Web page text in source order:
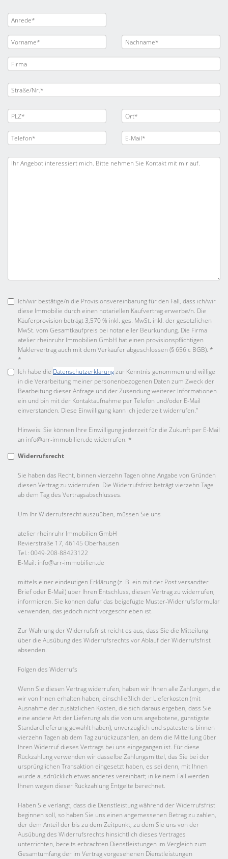
Ich/wir bestätige/n die Provisionsvereinbarung für den Fall, dass ich/wir
diese Immobilie durch einen notariellen Kaufvertrag erwerbe/n. Die
Käuferprovision beträgt 3,570 % inkl. ges. MwSt. inkl. der gesetzlichen
MwSt. vom Gesamtkaufpreis bei notarieller Beurkundung. Die Firma
atelier rheinruhr Immobilien GmbH hat einen provisionspflichtigen
Maklervertrag auch mit dem Verkäufer abgeschlossen (§ 656 c BGB). *
*
Ich habe die Datenschutzerklärungzur Kenntnis genommen und willige
in die Verarbeitung meiner personenbezogenen Daten zum Zweck der
Bearbeitung dieser Anfrage und der Zusendung weiterer Informationen
ein und bin mit der Kontaktaufnahme per Telefon und/oder E-Mail
einverstanden. Diese Einwilligung kann ich jederzeit widerrufen.”
Hinweis: Sie können Ihre Einwilligung jederzeit für die Zukunft per E-Mail
an info@arr-immobilien.de widerrufen. *
Widerrufsrecht
Sie haben das Recht, binnen vierzehn Tagen ohne Angabe von Gründen
diesen Vertrag zu widerrufen. Die Widerrufsfrist beträgt vierzehn Tage
ab dem Tag des Vertragsabschlusses.
Um Ihr Widerrufsrecht auszuüben, müssen Sie uns
atelier rheinruhr Immobilien GmbH
Revierstraße 17, 46145 Oberhausen
Tel.: 0049-208-88423122
E-Mail: info@arr-immobilien.de
mittels einer eindeutigen Erklärung (z. B. ein mit der Post versandter
Brief oder E-Mail) über Ihren Entschluss, diesen Vertrag zu widerrufen,
informieren. Sie können dafür das beigefügte Muster-Widerrufsformular
verwenden, das jedoch nicht vorgeschrieben ist.
Zur Wahrung der Widerrufsfrist reicht es aus, dass Sie die Mitteilung
über die Ausübung des Widerrufsrechts vor Ablauf der Widerrufsfrist
absenden.
Folgen des Widerrufs
Wenn Sie diesen Vertrag widerrufen, haben wir Ihnen alle Zahlungen, die
wir von Ihnen erhalten haben, einschließlich der Lieferkosten (mit
Ausnahme der zusätzlichen Kosten, die sich daraus ergeben, dass Sie
eine andere Art der Lieferung als die von uns angebotene, günstigste
Standardlieferung gewählt haben), unverzüglich und spätestens binnen
vierzehn Tagen ab dem Tag zurückzuzahlen, an dem die Mitteilung über
Ihren Widerruf dieses Vertrags bei uns eingegangen ist. Für diese
Rückzahlung verwenden wir dasselbe Zahlungsmittel, das Sie bei der
ursprünglichen Transaktion eingesetzt haben, es sei denn, mit Ihnen
wurde ausdrücklich etwas anderes vereinbart; in keinem Fall werden
Ihnen wegen dieser Rückzahlung Entgelte berechnet.
Haben Sie verlangt, dass die Dienstleistung während der Widerrufsfrist
beginnen soll, so haben Sie uns einen angemessenen Betrag zu zahlen,
der dem Anteil der bis zu dem Zeitpunkt, zu dem Sie uns von der
Ausübung des Widerrufsrechts hinsichtlich dieses Vertrages
unterrichten, bereits erbrachten Dienstleistungen im Vergleich zum
Gesamtumfang der im Vertrag vorgesehenen Dienstleistungen